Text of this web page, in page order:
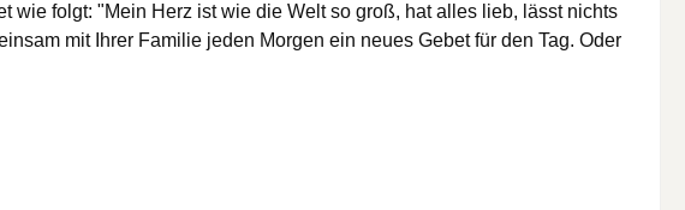
wie folgt: "Mein Herz ist wie die Welt so groß, hat alles lieb, lässt nichts
mit Ihrer Familie jeden Morgen ein neues Gebet für den Tag. Oder